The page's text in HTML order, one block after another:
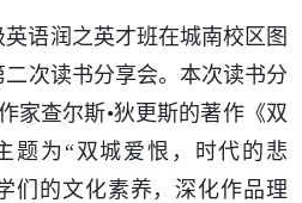
英语润之英才班在城南校区图
次读书分享会。本次读书分
家查尔斯•狄更斯的著作《双
题为“双城爱恨，时代的悲
们的文化素养，深化作品理